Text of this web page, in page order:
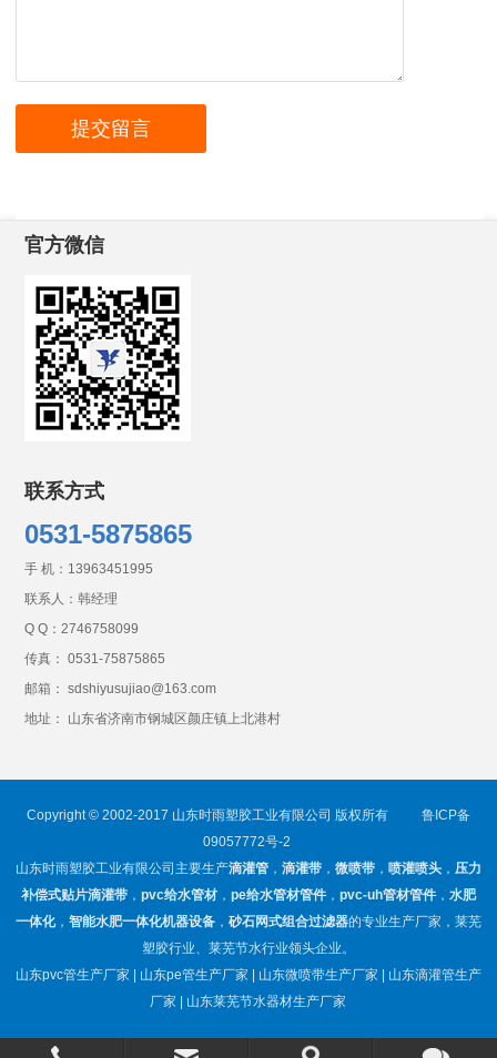
官方微信
联系方式
0531-5875865
手 机： 13963451995
联系人：韩经理
Q Q： 2746758099
传真： 0531-75875865
邮箱： sdshiyusujiao@163.com
地址： 山东省济南市钢城区颜庄镇上北港村
Copyright © 2002-2017 山东时雨塑胶工业有限公司 版权所有
鲁ICP备
09057772号-2
山东时雨塑胶工业有限公司主要生产滴灌管， 滴灌带， 微喷带， 喷灌喷头， 压力
补偿式贴片滴灌带， pvc给水管材， pe给水管材管件， pvc-uh管材管件， 水肥
一体化， 智能水肥一体化机器设备， 砂石网式组合过滤器的专业生产厂家，莱芜
塑胶行业、莱芜节水行业领头企业。
山东pvc管生产厂家 | 山东pe管生产厂家 | 山东微喷带生产厂家 | 山东滴灌管生产
厂家 | 山东莱芜节水器材生产厂家